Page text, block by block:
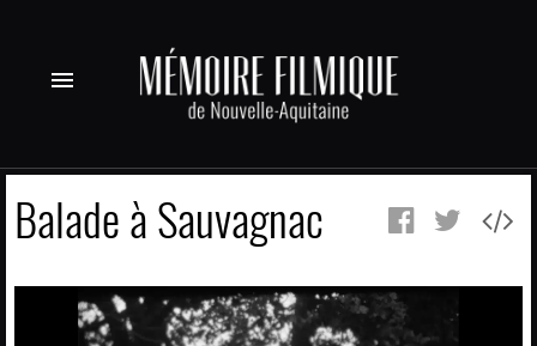
menu
Balade à Sauvagnac